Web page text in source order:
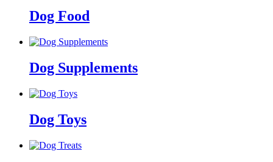
Dog Food
Dog Supplements
Dog Toys